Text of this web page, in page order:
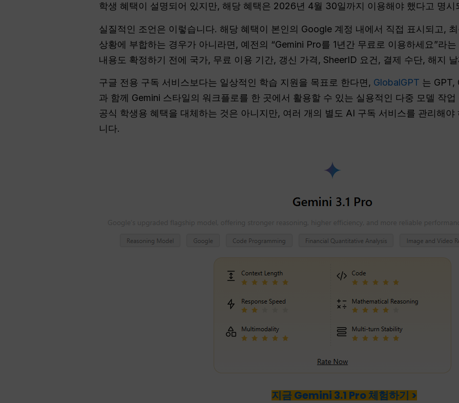
학생 혜택이 설명되어 있지만, 해당 혜택은 2026년 4월 30일까지 이용해야 했다고 명시
실질적인 조언은 이렇습니다. 해당 혜택이 본인의 Google 계정 내에서 직접 표시되고,
상황에 부합하는 경우가 아니라면, 예전의 “Gemini Pro를 1년간 무료로 이용하세요”라
내용도 확정하기 전에 국가, 무료 이용 기간, 갱신 가격, SheerID 요건, 결제 수단, 해지
구글 전용 구독 서비스보다는 일상적인 학습 지원을 목표로 한다면, GlobalGPT 는 GPT,
과 함께 Gemini 스타일의 워크플로를 한 곳에서 활용할 수 있는 실용적인 다중 모델 작
공식 학생용 혜택을 대체하는 것은 아니지만, 여러 개의 별도 AI 구독 서비스를 관리해
니다.
지금 Gemini 3.1 Pro 체험하기 >